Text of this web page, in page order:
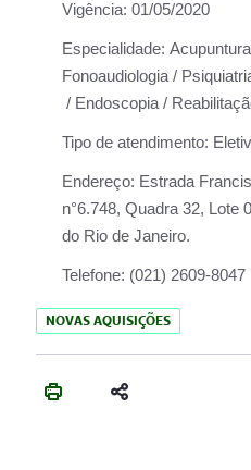
Vigência: 01/05/2020
Especialidade:
Fonoaudiologia /
/ Endoscopia /
Tipo de atendimento:
Endereço: Estrada
n°6.748, Quadra 32, Lote
do Rio de Janeiro.
Telefone: (021) 2609-8047
NOVAS AQUISIÇÕES